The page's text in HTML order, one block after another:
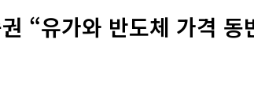
“유가와 반도체 가격